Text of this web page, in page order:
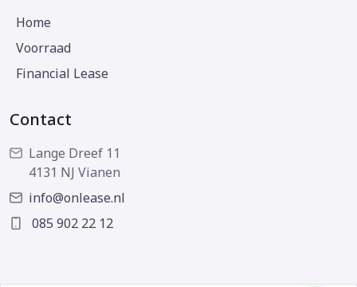
Home
Voorraad
Financial Lease
Contact
Lange Dreef 11
4131 NJ Vianen
info@onlease.nl
085 902 22 12